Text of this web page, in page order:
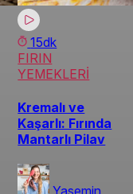
15dk
FIRIN
YEMEKLERİ
Kremalı ve
Kaşarlı: Fırında
Mantarlı Pilav
Yasemin